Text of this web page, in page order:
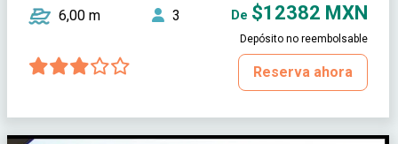
6,00 m 3 De $12382 MXN
Depósito no reembolsable
Reserva ahora